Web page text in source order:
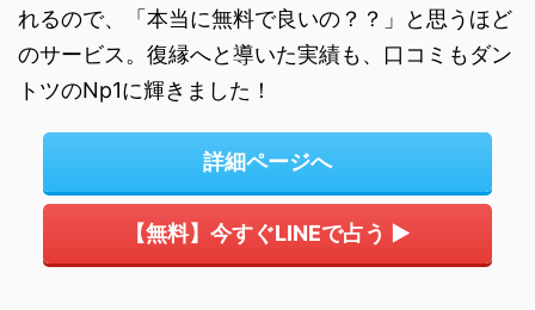
れるので、「本当に無料で良いの？？」と思うほど
のサービス。復縁へと導いた実績も、口コミもダン
トツのNp1に輝きました！
詳細ページへ
【無料】今すぐLINEで占う ▶